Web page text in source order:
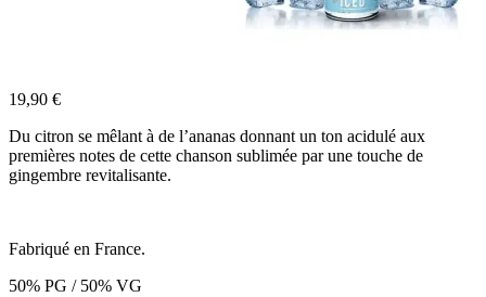
19,90 €
Du citron se mêlant à de l’ananas donnant un ton acidulé aux
premières notes de cette chanson sublimée par une touche de
gingembre revitalisante.
Fabriqué en France.
50% PG / 50% VG